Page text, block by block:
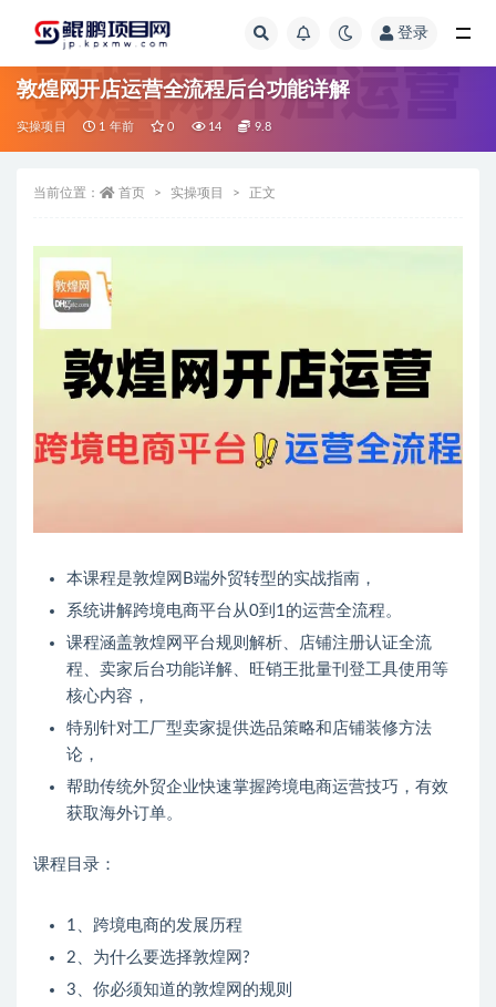
登录
敦煌网开店运营全流程后台功能详解
实操项目 1 年前 0 14 9.8
当前位置： 首页 实操项目 正文
本课程是敦煌网B端外贸转型的实战指南，
系统讲解跨境电商平台从0到1的运营全流程。
课程涵盖敦煌网平台规则解析、店铺注册认证全流
程、卖家后台功能详解、旺销王批量刊登工具使用等
核心内容，
特别针对工厂型卖家提供选品策略和店铺装修方法
论，
帮助传统外贸企业快速掌握跨境电商运营技巧，有效
获取海外订单。
课程目录：
1、跨境电商的发展历程
2、为什么要选择敦煌网?
3、你必须知道的敦煌网的规则